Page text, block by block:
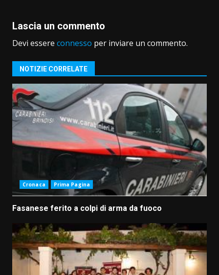
Lascia un commento
Devi essere connesso per inviare un commento.
NOTIZIE CORRELATE
Cronaca Prima Pagina
Fasanese ferito a colpi di arma da fuoco